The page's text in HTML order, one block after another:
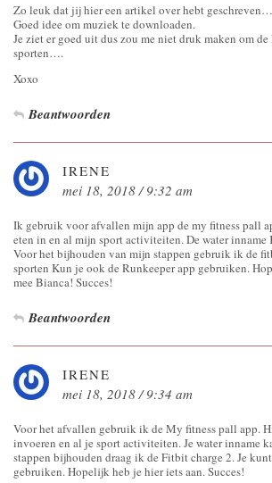
Zo leuk dat jij hier een artikel over hebt
Goed idee om muziek te downloaden.
Je ziet er goed uit dus zou me niet druk maken om
sporten….
Xoxo
Beantwoorden
IRENE
mei 18, 2018 / 9:32 am
Ik gebruik voor afvallen mijn app de my fitness pall
eten in en al mijn sport activiteiten. De water
Voor het bijhouden van mijn stappen gebruik ik de
sporten Kun je ook de Runkeeper app gebruiken.
mee Bianca! Succes!
Beantwoorden
IRENE
mei 18, 2018 / 9:34 am
Voor het afvallen gebruik ik de My fitness pall app.
invoeren en al je sport activiteiten. Je water inname
stappen bijhouden draag ik de Fitbit charge 2. Je
gebruiken. Hopelijk heb je hier iets aan. Succes!